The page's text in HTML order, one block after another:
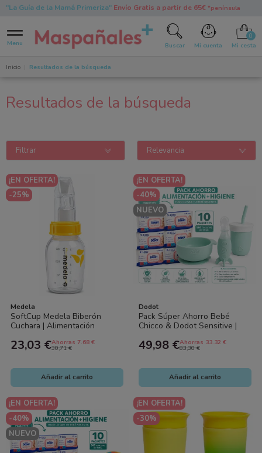
"La Guía de la Mamá Primeriza"Envío Gratis a partir de 65€ *península
Menu Buscar Mi cuenta Mi cesta
Inicio Resultados de la búsqueda
Resultados de la búsqueda
Filtrar Relevancia
¡EN OFERTA!
-25%
Medela
SoftCup Medela Biberón
Cuchara | Alimentación
23,03 €Ahorras 7.68 €
30,71 €
Añadir al carrito
¡EN OFERTA!
-40%
NUEVO
Dodot
Pack Súper Ahorro Bebé
Chicco & Dodot Sensitive |
Toallitas 10x56
49,98 €Ahorras 33.32 €
83,30 €
Añadir al carrito
¡EN OFERTA!
-40%
NUEVO
¡EN OFERTA!
-30%